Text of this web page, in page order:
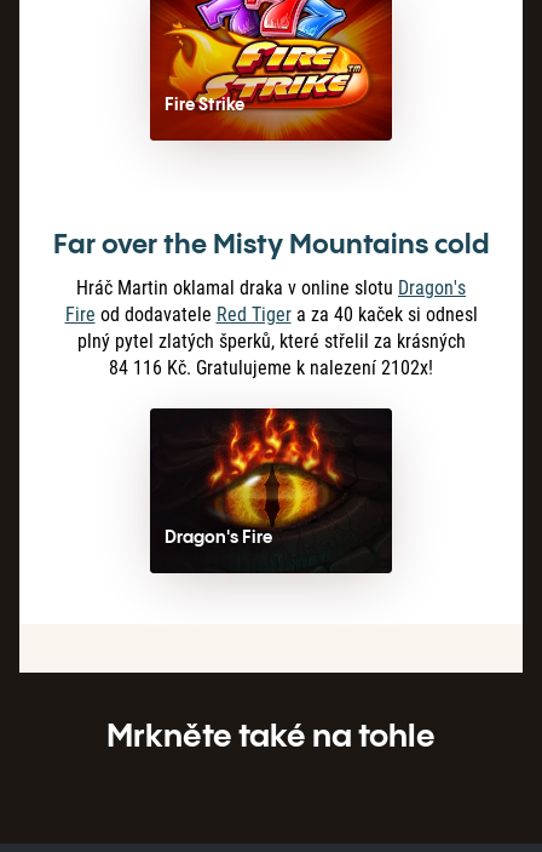
Fire Strike
Far over the Misty Mountains cold
Hráč Martin oklamal draka v online slotu Dragon's
Fire od dodavatele Red Tigera za 40 kaček si odnesl
plný pytel zlatých šperků, které střelil za krásných
84 116 Kč. Gratulujeme k nalezení 2102x!
Dragon's Fire
Mrkněte také na tohle